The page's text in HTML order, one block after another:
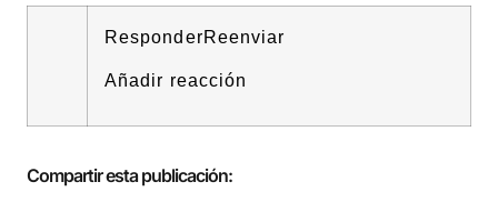
ResponderReenviar
Añadir reacción
Compartir esta publicación: